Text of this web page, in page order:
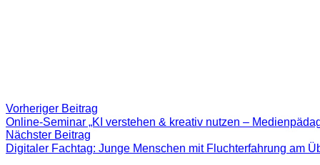
Beitragsnavigation
Vorheriger Beitrag
Beitrag:
Online-Seminar „KI verstehen & kreativ nutzen –
Nächster Beitrag
Beitrag
Digitaler Fachtag: Junge Menschen mit Fluchterfahrung am